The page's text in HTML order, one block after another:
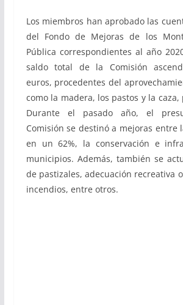
Los miembros han aprobado las
del Fondo de Mejoras de los
Pública correspondientes al año
saldo total de la Comisión
euros, procedentes del
como la madera, los pastos y la
Durante el pasado año, el
Comisión se destinó a mejoras entre
en un 62%, la conservación e
municipios. Además, también se
de pastizales, adecuación recreativa
incendios, entre otros.